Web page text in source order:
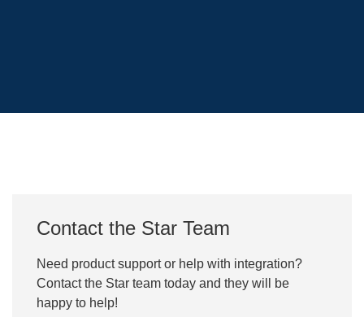
Contact the Star Team
Need product support or help with integration?
Contact the Star team today and they will be
happy to help!